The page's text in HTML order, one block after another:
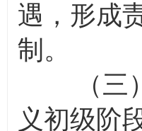
遇，形成
制。
（三）
义初级阶